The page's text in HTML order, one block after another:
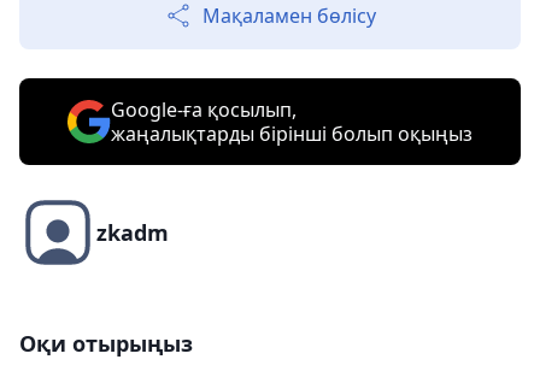
Мақаламен бөлісу
Google-ға қосылып,
жаңалықтарды бірінші болып оқыңыз
zkadm
Оқи отырыңыз